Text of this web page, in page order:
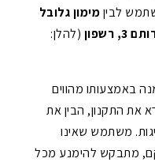
לביןמימון גלובל
3, רשפון
(להלן:
באמצעותו מהווים
את התקנון, הבין את
משתמש שאינו
מתבקש להימנע מכל